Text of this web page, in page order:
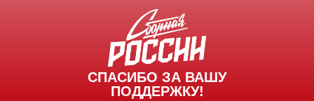
СПАСИБО ЗА ВАШУ
ПОДДЕРЖКУ!